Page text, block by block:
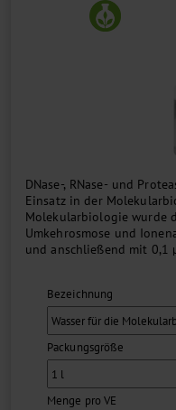
DNase-, RNase- und
Einsatz in der
Molekularbiologie wurde
Umkehrosmose und
und anschließend mit 0,1
Bezeichnung
Packungsgröße
Menge pro VE